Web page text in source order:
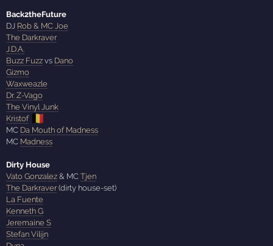
Back2theFuture
DJ Rob & MC Joe
The Darkraver
J.D.A.
Buzz Fuzz vs Dano
Gizmo
Waxweazle
Dr. Z-Vago
The Vinyl Junk
Kristof 🇧🇪
MC Da Mouth of Madness
MC Madness
Dirty House
Vato Gonzalez & MCTjen
The Darkraver(dirty house-set)
La Fuente
Kenneth G
Jeremaine S
Stefan Vilijn